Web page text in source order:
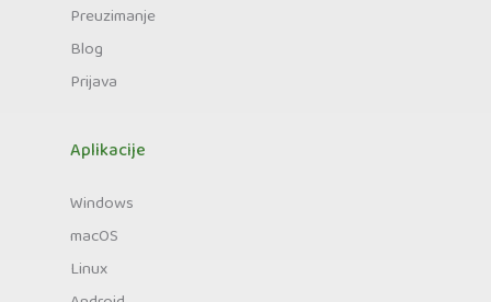
Preuzimanje
Blog
Prijava
Aplikacije
Windows
macOS
Linux